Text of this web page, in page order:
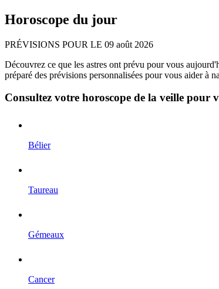
Horoscope du jour
PRÉVISIONS POUR LE 09 août 2026
Découvrez ce que les astres ont prévu pour vous
préparé des prévisions personnalisées pour vous aider à
Consultez votre horoscope de la veille pour
Bélier
Taureau
Gémeaux
Cancer